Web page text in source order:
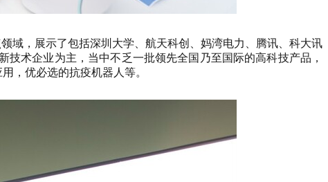
域，展示了包括深圳大学、航天科创、妈湾电力、腾讯、科大讯
术企业为主，当中不乏一批领先全国乃至国际的高科技产品，
，优必选的抗疫机器人等。